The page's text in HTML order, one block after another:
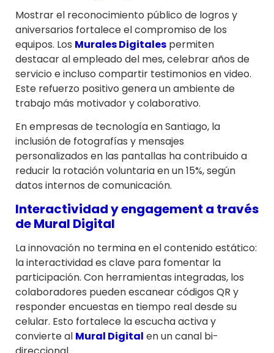
Mostrar el reconocimiento público de logros y
aniversarios fortalece el compromiso de los
equipos. Los Murales Digitales permiten
destacar al empleado del mes, celebrar años de
servicio e incluso compartir testimonios en video.
Este refuerzo positivo genera un ambiente de
trabajo más motivador y colaborativo.
En empresas de tecnología en Santiago, la
inclusión de fotografías y mensajes
personalizados en las pantallas ha contribuido a
reducir la rotación voluntaria en un 15%, según
datos internos de comunicación.
Interactividad y engagement a través
deMural Digital
La innovación no termina en el contenido estático:
la interactividad es clave para fomentar la
participación. Con herramientas integradas, los
colaboradores pueden escanear códigos QR y
responder encuestas en tiempo real desde su
celular. Esto fortalece la escucha activa y
convierte al Mural Digital en un canal bi-